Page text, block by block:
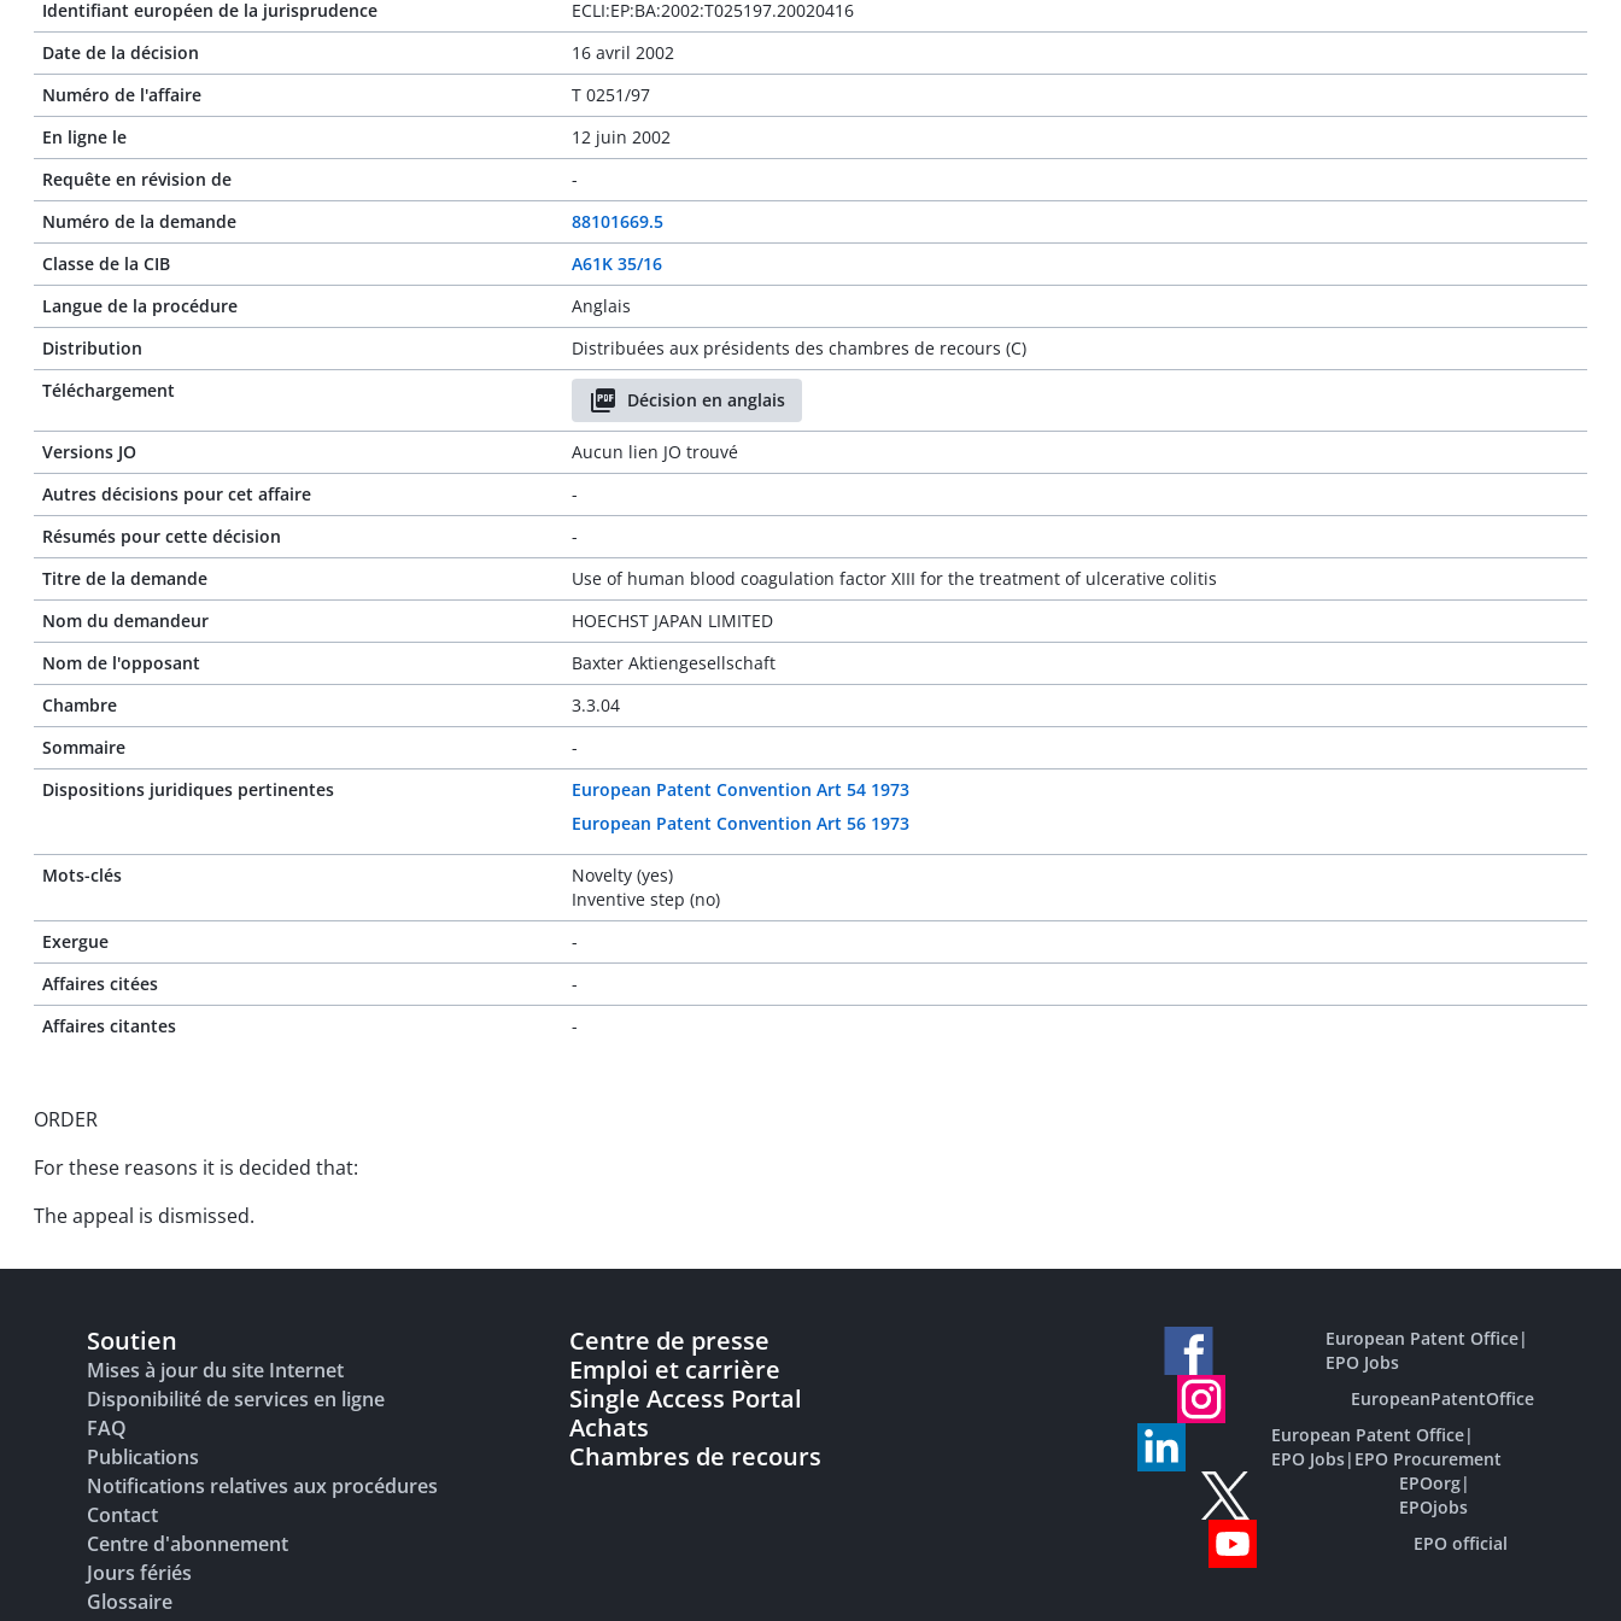
Identifiant européen de la jurisprudence
ECLI:EP:BA:2002:T025197.20020416
Date de la décision
16 avril 2002
Numéro de l'affaire
T 0251/97
En ligne le
12 juin 2002
Requête en révision de
-
Numéro de la demande
88101669.5
Classe de la CIB
A61K 35/16
Langue de la procédure
Anglais
Distribution
Distribuées aux présidents des chambres de recours (C)
Téléchargement
Décision en anglais
Versions JO
Aucun lien JO trouvé
Autres décisions pour cet affaire
-
Résumés pour cette décision
-
Titre de la demande
Use of human blood coagulation factor XIII for the treatment of ulcerative colitis
Nom du demandeur
HOECHST JAPAN LIMITED
Nom de l'opposant
Baxter Aktiengesellschaft
Chambre
3.3.04
Sommaire
-
Dispositions juridiques pertinentes
European Patent Convention Art 54 1973
European Patent Convention Art 56 1973
Mots-clés
Novelty (yes)
Inventive step (no)
Exergue
-
Affaires citées
-
Affaires citantes
-
ORDER
For these reasons it is decided that:
The appeal is dismissed.
Soutien
Mises à jour du site Internet
Disponibilité de services en ligne
FAQ
Publications
Notifications relatives aux procédures
Contact
Centre d'abonnement
Jours fériés
Glossaire
Centre de presse
Emploi et carrière
Single Access Portal
Achats
Chambres de recours
European Patent Office|
EPO Jobs
EuropeanPatentOffice
European Patent Office|
EPO Jobs| EPO Procurement
EPOorg|
EPOjobs
EPO official